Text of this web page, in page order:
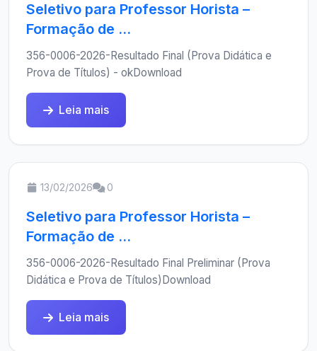
Seletivo para Professor Horista –
Formação de ...
356-0006-2026-Resultado Final (Prova Didática e
Prova de Títulos) - okDownload
Leia mais
13/02/2026 0
Seletivo para Professor Horista –
Formação de ...
356-0006-2026-Resultado Final Preliminar (Prova
Didática e Prova de Títulos)Download
Leia mais